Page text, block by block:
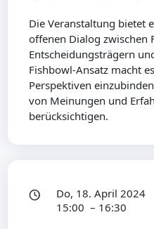
Die Veranstaltung bietet
offenen Dialog zwischen
Entscheidungsträgern
Fishbowl-Ansatz macht
Perspektiven
von Meinungen und
berücksichtigen.
Do, 18. April 2024
15:00 – 16:30